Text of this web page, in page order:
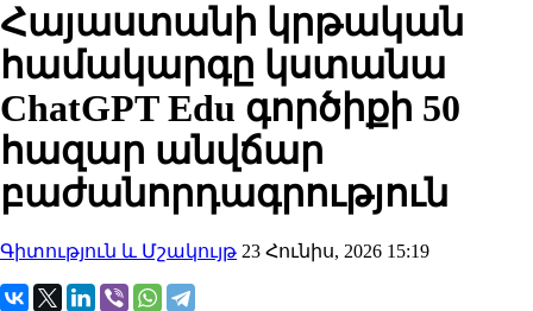
Հայաստանի կրթական
համակարգը կստանա
ChatGPT Edu գործիքի 50
հազար անվճար
բաժանորդագրություն
Գիտություն և Մշակույթ 23 Հունիս, 2026 15:19